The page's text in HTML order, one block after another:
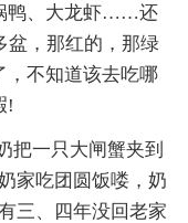
鸭、大龙虾……还
盆，那红的，那绿
，不知道该去吃哪
!
把一只大闸蟹夹到
家吃团圆饭喽，奶
三、四年没回老家